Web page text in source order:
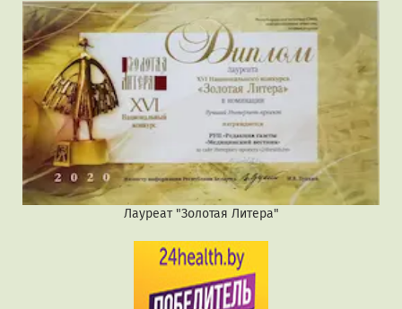
Лауреат "Золотая Литера"